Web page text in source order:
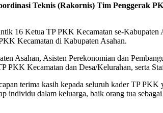
Teknis (Rakornis) Tim Penggerak
16 Ketua TP PKK Kecamatan se-Kabupaten
Kecamatan di Kabupaten Asahan.
Asahan, Asisten Perekonomian dan
PKK Kecamatan dan Desa/Kelurahan, serta
terima kasih kepada seluruh kader TP
individu dalam keluarga, baik orang tua